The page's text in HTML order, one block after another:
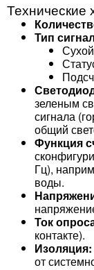
Технические
Тип
зеленым
сигнала
общий
Функция
Гц),
воды.
Ток
контакте).
Изоляция:
от